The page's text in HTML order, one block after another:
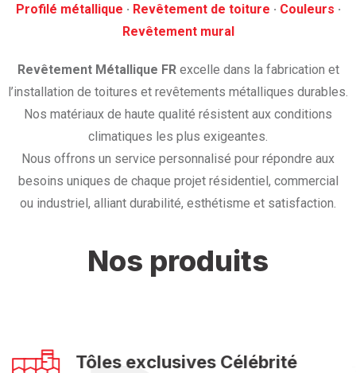
Profilé métallique · ‎ Revêtement de toiture · ‎ Couleurs ·
‎Revêtement mural
Revêtement Métallique FRexcelle dans la fabrication et
l’installation de toitures et revêtements métalliques durables.
Nos matériaux de haute qualité résistent aux conditions
climatiques les plus exigeantes.
Nous offrons un service personnalisé pour répondre aux
besoins uniques de chaque projet résidentiel, commercial
ou industriel, alliant durabilité, esthétisme et satisfaction.
Nos produits
Tôles exclusives Célébrité